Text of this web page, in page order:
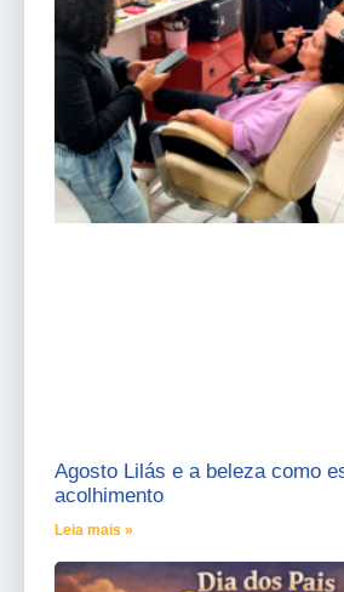
Agosto Lilás e a beleza como
acolhimento
Leia mais »